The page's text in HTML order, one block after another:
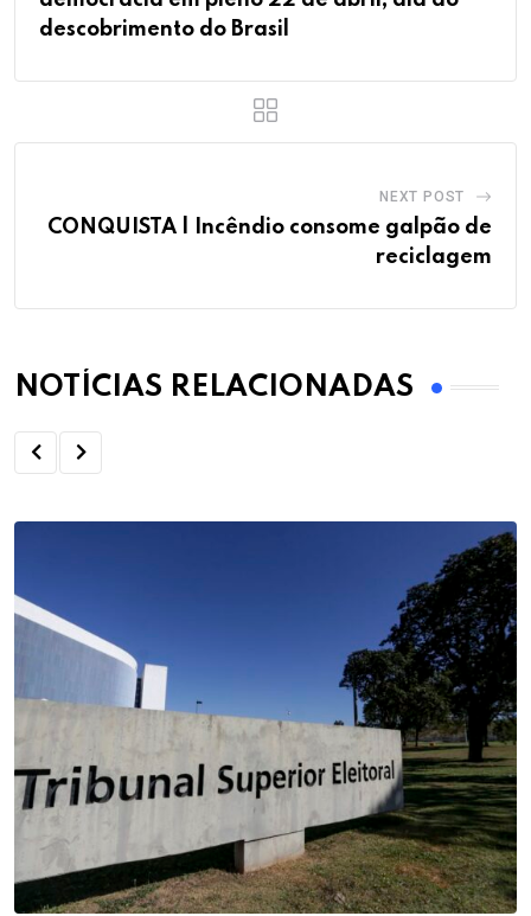
descobrimento do Brasil
NEXT POST
CONQUISTA | Incêndio consome galpão de
reciclagem
NOTÍCIAS RELACIONADAS